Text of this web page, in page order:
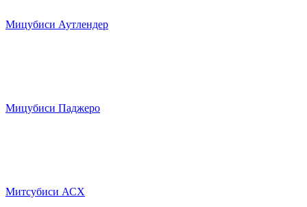
Мицубиси Аутлендер
Мицубиси Паджеро
Митсубиси АСХ